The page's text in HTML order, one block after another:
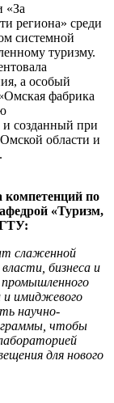
«За
региона» среди
системной
туризму.
а особый
фабрика
созданный при
области и
компетенций по
«Туризм,
слаженной
бизнеса и
и имиджевого
научно-
чтобы
для нового